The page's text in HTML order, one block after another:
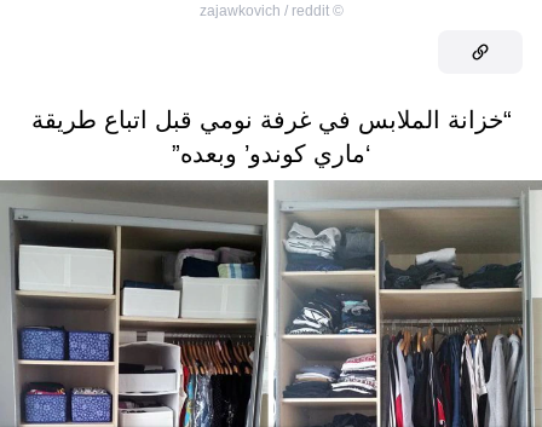
©
zajawkovich / reddit
“خزانة الملابس في غرفة نومي قبل اتباع طريقة
‘ماري كوندو’ وبعده”